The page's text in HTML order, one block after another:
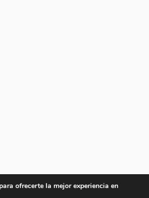
ofrecerte la mejor experiencia en